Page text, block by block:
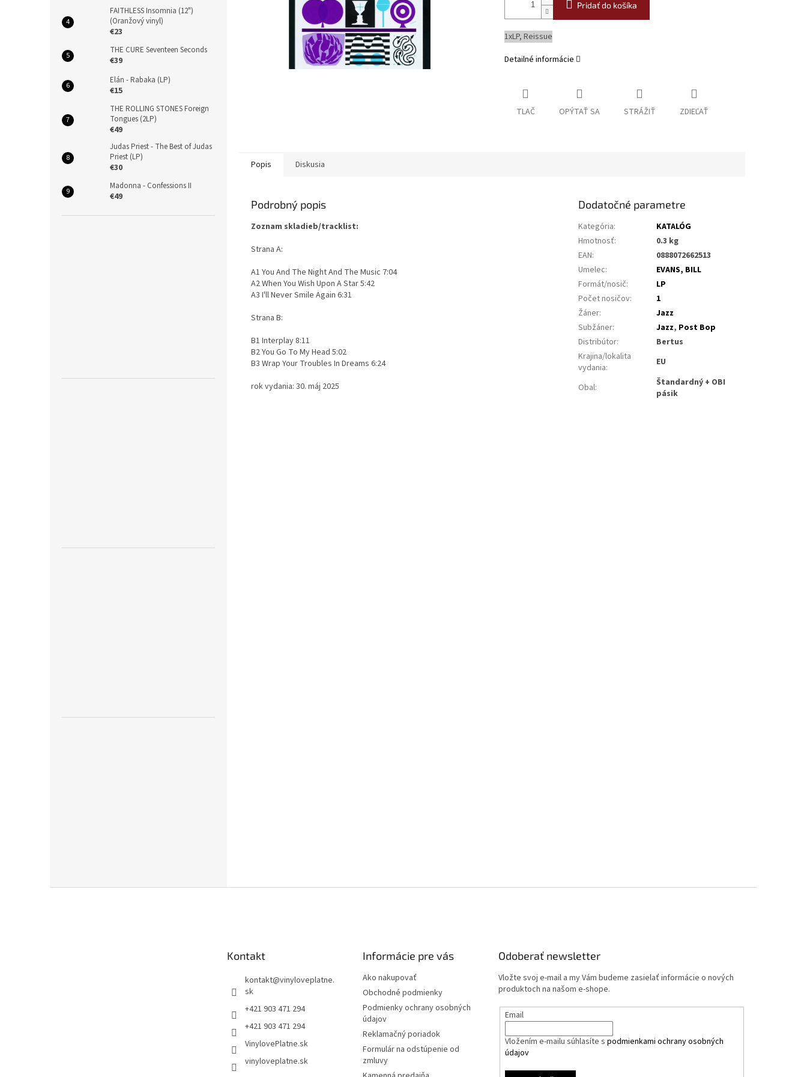
FAITHLESS Insomnia (12")
(Oranžový vinyl)
€23
THE CURE Seventeen Seconds
€39
Elán - Rabaka (LP)
€15
THE ROLLING STONES Foreign
Tongues (2LP)
€49
Judas Priest - The Best of Judas
Priest (LP)
€30
Madonna - Confessions II
€49
Pridať do košíka
1xLP, Reissue
Detailné informácie
TLAČ OPÝTAŤ SA STRÁŽIŤ ZDIEĽAŤ
Popis Diskusia
Podrobný popis
Zoznam skladieb/tracklist:
Strana A:
A1 You And The Night And The Music 7:04
A2 When You Wish Upon A Star 5:42
A3 I'll Never Smile Again 6:31
Strana B:
B1 Interplay 8:11
B2 You Go To My Head 5:02
B3 Wrap Your Troubles In Dreams 6:24
rok vydania: 30. máj 2025
Dodatočné parametre
Kategória:
KATALÓG
Hmotnosť:
0.3 kg
EAN:
0888072662513
Umelec:
EVANS, BILL
Formát/nosič:
LP
Počet nosičov:
1
Žáner:
Jazz
Subžáner: Jazz, Post Bop
Distribútor:
Bertus
Krajina/lokalita
vydania: EU
Obal:
Štandardný + OBI
pásik
Kontakt
kontakt@vinyloveplatne.
sk
+421 903 471 294
+421 903 471 294
VinylovePlatne.sk
vinyloveplatne.sk
Informácie pre vás
Ako nakupovať
Obchodné podmienky
Podmienky ochrany osobných
údajov
Reklamačný poriadok
Formulár na odstúpenie od
zmluvy
Odoberať newsletter
Vložte svoj e-mail a my Vám budeme zasielať informácie o nových
produktoch na našom e-shope.
Email
Vložením e-mailu súhlasíte spodmienkami ochrany osobných
údajov